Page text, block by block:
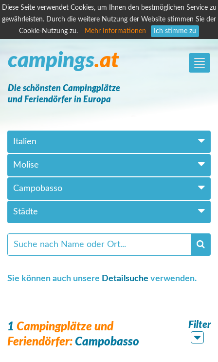
Diese Seite verwendet Cookies, um Ihnen den bestmöglichen Service zu
gewährleisten. Durch die weitere Nutzung der Website stimmen Sie der
Cookie-Nutzung zu.
Mehr Informationen Ich stimme zu
Toggle
campings.at
Die schönsten Campingplätze
und Feriendörfer in Europa
Italien
Molise
Campobasso
Städte
Sie können auch unsere Detailsuche verwenden.
1 Campingplätze und
Feriendörfer: Campobasso
Filter